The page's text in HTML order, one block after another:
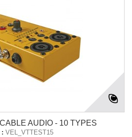
AUDIO - 10 TYPES
: VEL_VTTEST15